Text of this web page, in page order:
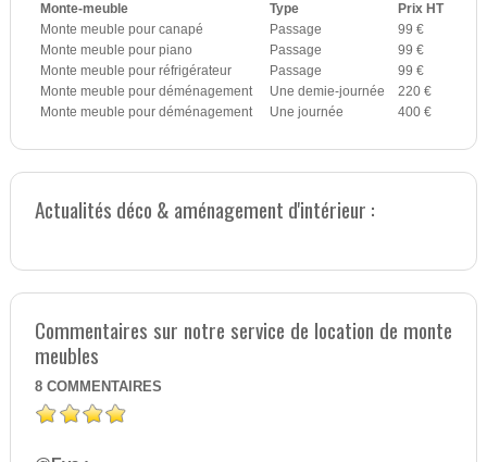
Monte-meuble Type
Prix HT
Monte meuble pour canapé
Passage
99 €
Monte meuble pour piano
Passage
99 €
Monte meuble pour réfrigérateur
Passage
99 €
Monte meuble pour déménagement
Une demie-journée
220 €
Monte meuble pour déménagement
Une journée 400 €
Actualités déco & aménagement d'intérieur :
Commentaires sur notre service de location de monte
meubles
8 COMMENTAIRES